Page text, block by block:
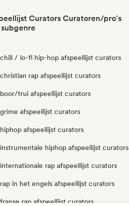
Curators Curatoren/pro's
/ lo-fi hip-hop afspeellijst curators
rap afspeellijst curators
trui afspeellijst curators
afspeellijst curators
afspeellijst curators
hiphop afspeellijst curators
rap afspeellijst curators
in het engels afspeellijst curators
rap afspeellijst curators